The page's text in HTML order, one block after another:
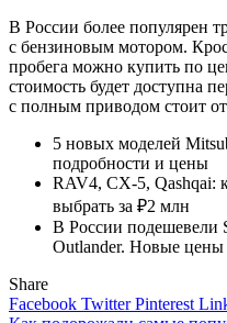
В России более популярен
с бензиновым мотором.
пробега можно купить по
стоимость будет доступна
с полным приводом стоит
5 новых моделей
подробности и цены
RAV4, CX-5, Qashqai:
выбрать за ₽2 млн
В России подешевели
Outlander. Новые цены
Share
Facebook TwitterPinterest